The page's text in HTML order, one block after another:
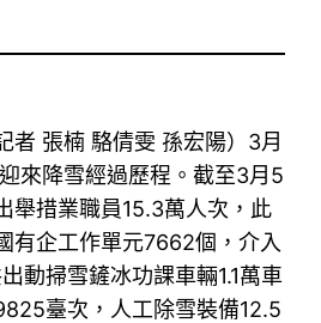
者 張楠 駱倩雯 孫宏陽）3月
來降雪經過歷程。截至3月5
舉措業職員15.3萬人次，此
有企工作單元7662個，介入
動掃雪鏟冰功課車輛1.1萬車
臺次，人工除雪裝備12.5